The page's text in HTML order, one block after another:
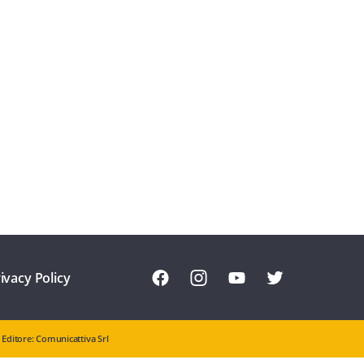
Policy
Editore: Comunicattiva Srl